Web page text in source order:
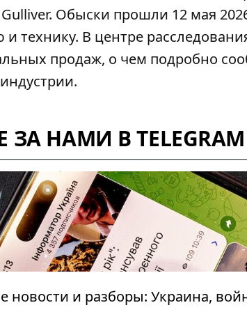
Обыски прошли 12 мая
технику. В центре
продаж, о чем подробно
ЗА НАМИ В TELEGRAM
новости и разборы: Украина,